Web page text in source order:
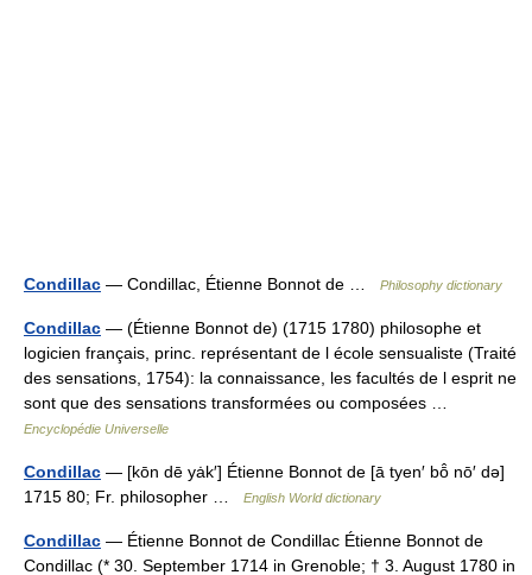
Condillac — Condillac, Étienne Bonnot de … Philosophy dictionary
Condillac — (Étienne Bonnot de) (1715 1780) philosophe et
logicien français, princ. représentant de l école sensualiste (Traité
des sensations, 1754): la connaissance, les facultés de l esprit ne
sont que des sensations transformées ou composées …
Encyclopédie Universelle
Condillac — [kōn dē yȧk′] Étienne Bonnot de [ā tyen′ bō̂ nō′ də]
1715 80; Fr. philosopher …
English World dictionary
Condillac — Étienne Bonnot de Condillac Étienne Bonnot de
Condillac (* 30. September 1714 in Grenoble; † 3. August 1780 in